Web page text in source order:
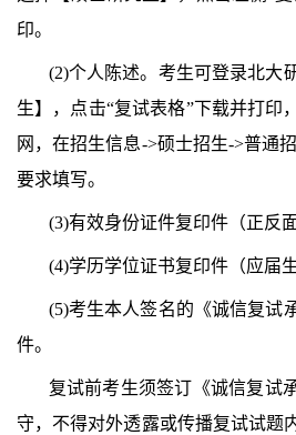
印。
(2)个人陈述。考生可登录北大
生】，点击“复试表格”下载并打印
网，在招生信息->硕士招生->普通
要求填写。
(3)有效身份证件复印件（正反
(4)学历学位证书复印件（应届
(5)考生本人签名的《诚信复试
件。
复试前考生须签订《诚信复试
守，不得对外透露或传播复试试题